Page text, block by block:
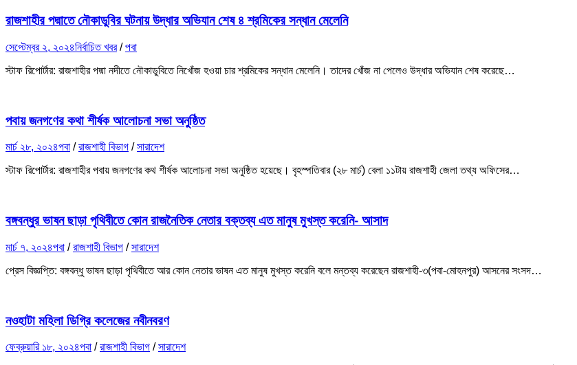
রাজশাহীর পদ্মাতে নৌকাডুবির ঘটনায় উদ্ধার অভিযান শেষ ৪ শ্রমিকের সন্ধান মেলেনি
সেপ্টেম্বর ২, ২০২৪নির্বাচিত খবর/পবা
স্টাফ রিপোর্টার: রাজশাহীর পদ্মা নদীতে নৌকাডুবিতে নিখোঁজ হওয়া চার শ্রমিকের সন্ধান মেলেনি। তাদের খোঁজ না পেলেও উদ্ধার অভিযান শেষ করেছে…
পবায় জনগণের কথা শীর্ষক আলোচনা সভা অনুষ্ঠিত
মার্চ ২৮, ২০২৪পবা /রাজশাহী বিভাগ /সারাদেশ
স্টাফ রিপোর্টার: রাজশাহীর পবায় জনগণের কথ শীর্ষক আলোচনা সভা অনুষ্ঠিত হয়েছে। বৃহস্পতিবার (২৮ মার্চ) বেলা ১১টায় রাজশাহী জেলা তথ্য অফিসের…
বঙ্গবন্ধুর ভাষন ছাড়া পৃথিবীতে কোন রাজনৈতিক নেতার বক্তব্য এত মানুষ মুখস্ত করেনি- আসাদ
মার্চ ৭, ২০২৪পবা /রাজশাহী বিভাগ /সারাদেশ
প্রেস বিজ্ঞপ্তি: বঙ্গবন্ধু ভাষন ছাড়া পৃথিবীতে আর কোন নেতার ভাষন এত মানুষ মুখস্ত করেনি বলে মন্তব্য করেছেন রাজশাহী-৩(পবা-মোহনপুর) আসনের সংসদ…
নওহাটা মহিলা ডিগ্রি কলেজের নবীনবরণ
ফেব্রুয়ারি ১৮, ২০২৪পবা /রাজশাহী বিভাগ /সারাদেশ